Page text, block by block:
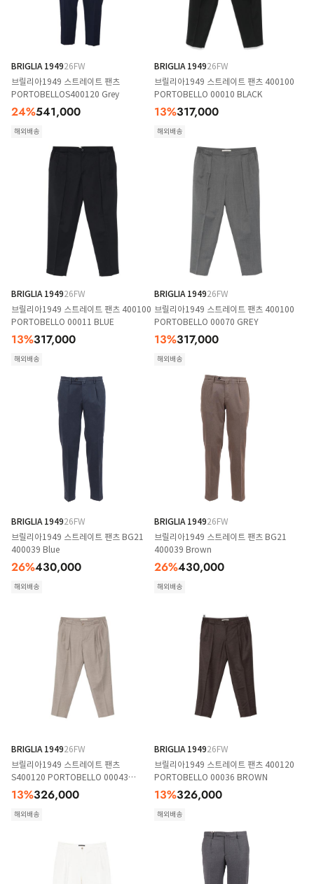
BRIGLIA 194926FW
브릴리아1949 스트레이트 팬츠
PORTOBELLOS400120 Grey
24%541,000
해외배송
BRIGLIA 194926FW
브릴리아1949 스트레이트 팬츠 400100
PORTOBELLO 00010 BLACK
13%317,000
해외배송
BRIGLIA 194926FW
브릴리아1949 스트레이트 팬츠 400100
PORTOBELLO 00011 BLUE
13%317,000
해외배송
BRIGLIA 194926FW
브릴리아1949 스트레이트 팬츠 400100
PORTOBELLO 00070 GREY
13%317,000
해외배송
BRIGLIA 194926FW
브릴리아1949 스트레이트 팬츠 BG21
400039 Blue
26%430,000
해외배송
BRIGLIA 194926FW
브릴리아1949 스트레이트 팬츠 BG21
400039 Brown
26%430,000
해외배송
BRIGLIA 194926FW
브릴리아1949 스트레이트 팬츠
S400120 PORTOBELLO 00043
NEUTRALS
13%326,000
해외배송
BRIGLIA 194926FW
브릴리아1949 스트레이트 팬츠 400120
PORTOBELLO 00036 BROWN
13%326,000
해외배송